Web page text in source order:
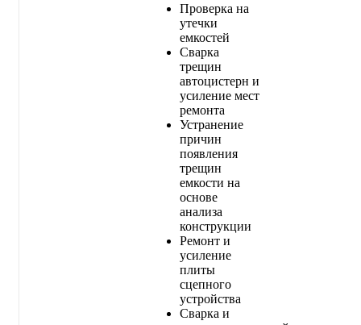
Проверка на
утечки
емкостей
Сварка
трещин
автоцистерн и
усиление мест
ремонта
Устранение
причин
появления
трещин
емкости на
основе
анализа
конструкции
Ремонт и
усиление
плиты
сцепного
устройства
Сварка и